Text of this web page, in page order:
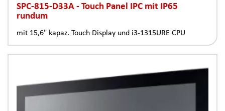
SPC-815-D33A - Touch Panel IPC mit IP65
rundum
mit 15,6" kapaz. Touch Display und i3-1315URE CPU